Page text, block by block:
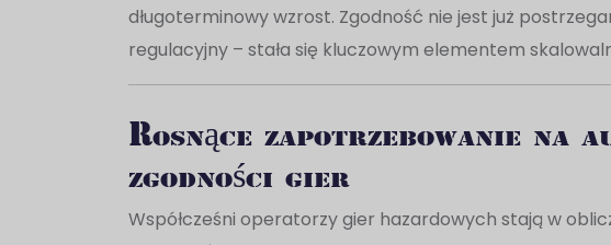
długoterminowy wzrost. Zgodność nie jest już
regulacyjny – stała się kluczowym elementem
Rosnące zapotrzebowanie na
zgodności gier
Współcześni operatorzy gier hazardowych stają w